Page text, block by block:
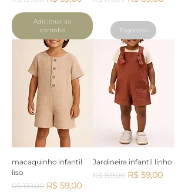
Adicionar ao
carrinho
Esgotado
macaquinho infantil
liso
Preço normal
R$ 139,00 Preço promocional
R$ 59,00
Jardineira infantil linho
Preço normal
R$ 159,00 Preço
R$ 59,00